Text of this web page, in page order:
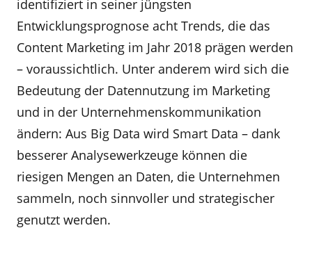
identifiziert in seiner jüngsten
Entwicklungsprognose acht Trends, die das
Content Marketing im Jahr 2018 prägen werden
– voraussichtlich. Unter anderem wird sich die
Bedeutung der Datennutzung im Marketing
und in der Unternehmenskommunikation
ändern: Aus Big Data wird Smart Data – dank
besserer Analysewerkzeuge können die
riesigen Mengen an Daten, die Unternehmen
sammeln, noch sinnvoller und strategischer
genutzt werden.